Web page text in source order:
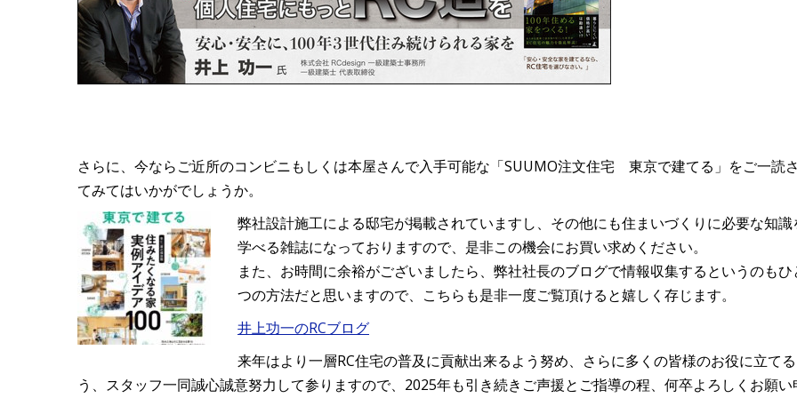
さらに、今ならご近所のコンビニもしくは本屋さんで入手可能な「SUUMO注文住宅 東京で建てる」をご一読
てみてはいかがでしょうか。
弊社設計施工による邸宅が掲載されていますし、その他にも住まいづくりに必要な知識
学べる雑誌になっておりますので、是非この機会にお買い求めください。
また、お時間に余裕がございましたら、弊社社長のブログで情報収集するというのもひ
つの方法だと思いますので、こちらも是非一度ご覧頂けると嬉しく存じます。
井上功一のRCブログ
来年はより一層RC住宅の普及に貢献出来るよう努め、さらに多くの皆様のお役に立て
う、スタッフ一同誠心誠意努力して参りますので、2025年も引き続きご声援とご指導の程、何卒よろしくお願い